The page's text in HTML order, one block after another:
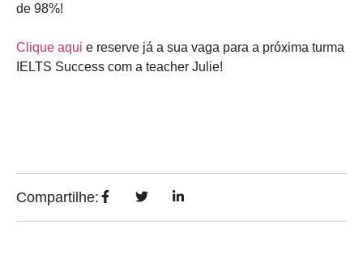
de 98%!
Clique aqui e reserve já a sua vaga para a próxima turma
IELTS Success com a teacher Julie!
Compartilhe: